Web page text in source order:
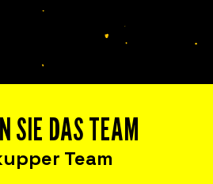
Nights in Ihrem
SIE DAS TEAM
Team